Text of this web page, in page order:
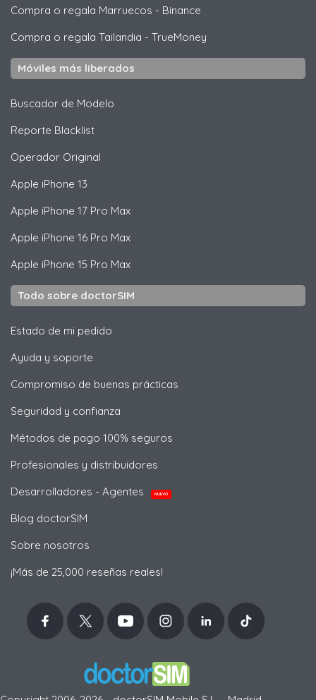
Compra o regala Marruecos - Binance
Compra o regala Tailandia - TrueMoney
Móviles más liberados
Buscador de Modelo
Reporte Blacklist
Operador Original
Apple iPhone 13
Apple iPhone 17 Pro Max
Apple iPhone 16 Pro Max
Apple iPhone 15 Pro Max
Todo sobre doctorSIM
Estado de mi pedido
Ayuda y soporte
Compromiso de buenas prácticas
Seguridad y confianza
Métodos de pago 100% seguros
Profesionales y distribuidores
Desarrolladores - Agentes
NUEVO
Blog doctorSIM
Sobre nosotros
¡Más de 25,000 reseñas reales!